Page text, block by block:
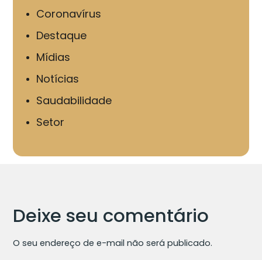
Coronavírus
Destaque
Mídias
Notícias
Saudabilidade
Setor
Deixe seu comentário
O seu endereço de e-mail não será publicado.